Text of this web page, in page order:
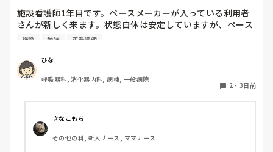
プリセプターを変えたいと思っていますが、今の時期に変更
をお願いすると、同じ病棟で働く先輩後輩という関係もあり
ますし、今後も教えていただく立場なので、とても気まずく
ん。
このような場合、どうしたらよいでしょうか。
施設看護師1年目です。ペースメーカーが入っている利用者
さんが新しく来ます。状態自体は安定していますが、ペース
メーカー入っている方の観察や注意した方がいい点あれば教
施設 勉強 正看護師
ひな
呼吸器科, 消化器内科, 病棟, 一般病院
2 ・ 3日前
きなこもち
その他の科, 新人ナース, ママナース